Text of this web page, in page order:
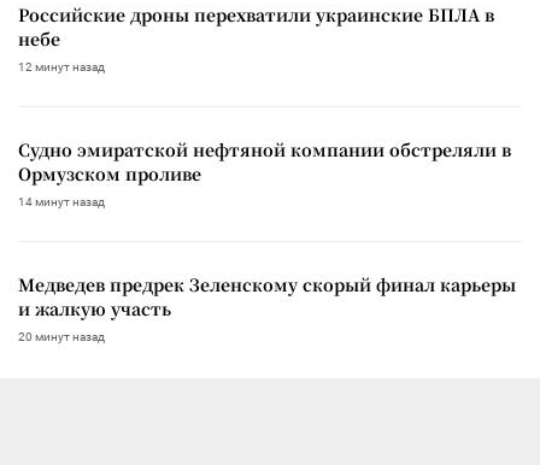
Российские дроны перехватили украинские БПЛА в
небе
12 минут назад
Судно эмиратской нефтяной компании обстреляли в
Ормузском проливе
14 минут назад
Медведев предрек Зеленскому скорый финал карьеры
и жалкую участь
20 минут назад